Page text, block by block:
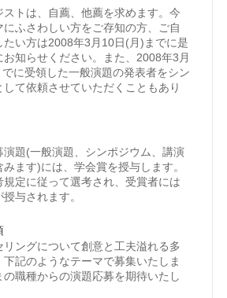
トは、自薦、他薦を求めます。今
にふさわしい方をご存知の方、ご自
たい方は2008年3月10日(月)までに是
お知らせください。また、2008年3月
に受領した一般演題の発表者をシン
して依頼させていただくこともあり
演題(一般演題、シンポジウム、講演
ます)には、学会賞を授与します。
規定に従って選考され、受賞者には
与されます。
リングについて創意と工夫溢れる多
記のようなテーマで募集いたしま
の職種からの演題応募を期待いたし